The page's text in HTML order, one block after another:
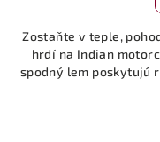
Zostaňte v teple,
hrdí na Indian
spodný lem poskytujú